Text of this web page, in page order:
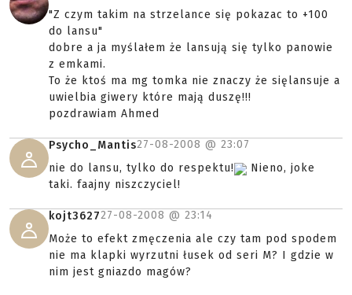
"Z czym takim na strzelance się pokazac to +100
do lansu"
dobre a ja myślałem że lansują się tylko panowie
z emkami.
To że ktoś ma mg tomka nie znaczy że sięlansuje a
uwielbia giwery które mają duszę!!!
pozdrawiam Ahmed
Psycho_Mantis27-08-2008 @ 23:07
nie do lansu, tylko do respektu!
Nieno, joke
taki. faajny niszczyciel!
kojt362727-08-2008 @ 23:14
Może to efekt zmęczenia ale czy tam pod spodem
nie ma klapki wyrzutni łusek od seri M? I gdzie w
nim jest gniazdo magów?